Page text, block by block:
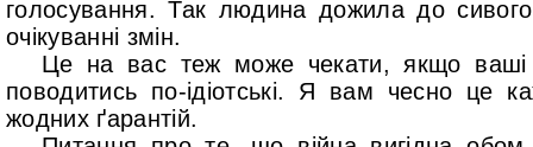
голосування. Так людина дожила до
очікуванні змін.
Це на вас теж може чекати, якщо ваші
поводитись по-ідіотські. Я вам чесно це
жодних ґарантій.